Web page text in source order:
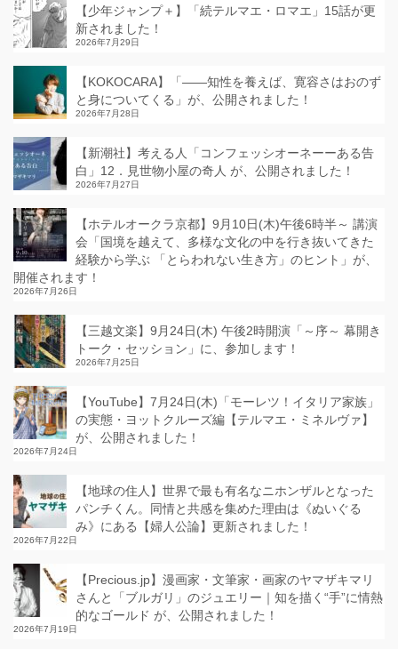
【少年ジャンプ＋】「続テルマエ・ロマエ」15話が更
新されました！
2026年7月29日
【KOKOCARA】「——知性を養えば、寛容さはおのず
と身についてくる」が、公開されました！
2026年7月28日
【新潮社】考える人「コンフェッシオーネーーある告
白」12．見世物小屋の奇人 が、公開されました！
2026年7月27日
【ホテルオークラ京都】9月10日(木)午後6時半～ 講演
会「国境を越えて、多様な文化の中を行き抜いてきた
経験から学ぶ 「とらわれない生き方」のヒント」が、
開催されます！
2026年7月26日
【三越文楽】9月24日(木) 午後2時開演「～序～ 幕開き
トーク・セッション」に、参加します！
2026年7月25日
【YouTube】7月24日(木)「モーレツ！イタリア家族」
の実態・ヨットクルーズ編【テルマエ・ミネルヴァ】
が、公開されました！
2026年7月24日
【地球の住人】世界で最も有名なニホンザルとなった
パンチくん。同情と共感を集めた理由は《ぬいぐる
み》にある【婦人公論】更新されました！
2026年7月22日
【Precious.jp】漫画家・文筆家・画家のヤマザキマリ
さんと「ブルガリ」のジュエリー｜知を描く“手”に情熱
的なゴールド が、公開されました！
2026年7月19日